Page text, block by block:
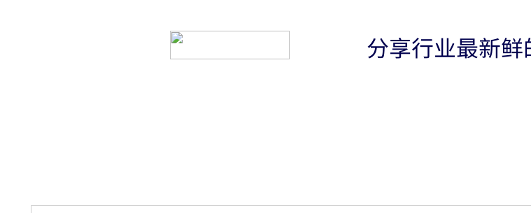
分享行业最新